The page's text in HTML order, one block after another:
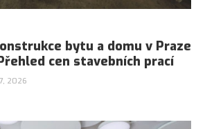
bytu a domu v Praze
cen stavebních prací
2026